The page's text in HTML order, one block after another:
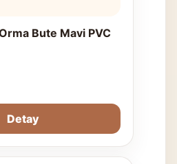
Bute Mavi PVC
Detay